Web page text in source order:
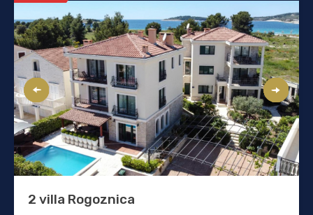
2 villa Rogoznica